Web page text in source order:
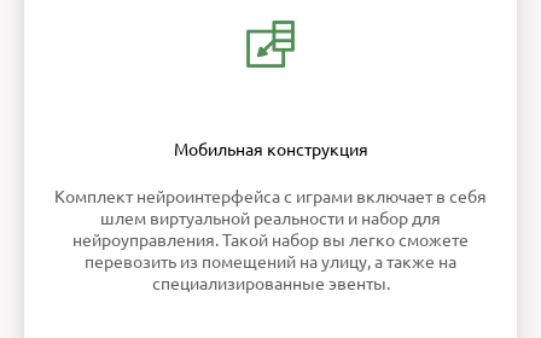
Мобильная конструкция
Комплект нейроинтерфейса с играми включает в себя
шлем виртуальной реальности и набор для
нейроуправления. Такой набор вы легко сможете
перевозить из помещений на улицу, а также на
специализированные эвенты.